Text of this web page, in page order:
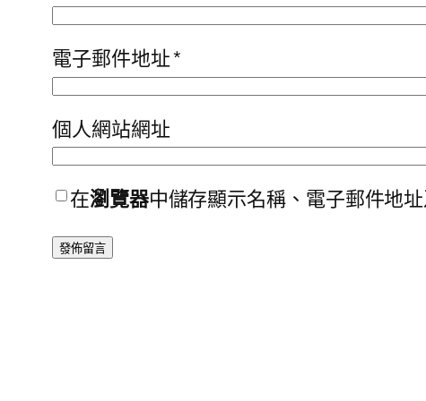
電子郵件地址*
個人網站網址
在瀏覽器中儲存顯示名稱、電子郵件地